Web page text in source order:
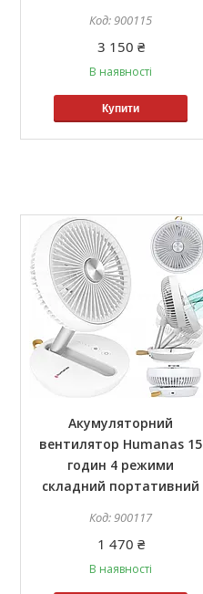
900115
3 150 ₴
В наявності
Купити
Акумуляторний
вентилятор Humanas 15
годин 4 режими
складний портативний
900117
1 470 ₴
В наявності